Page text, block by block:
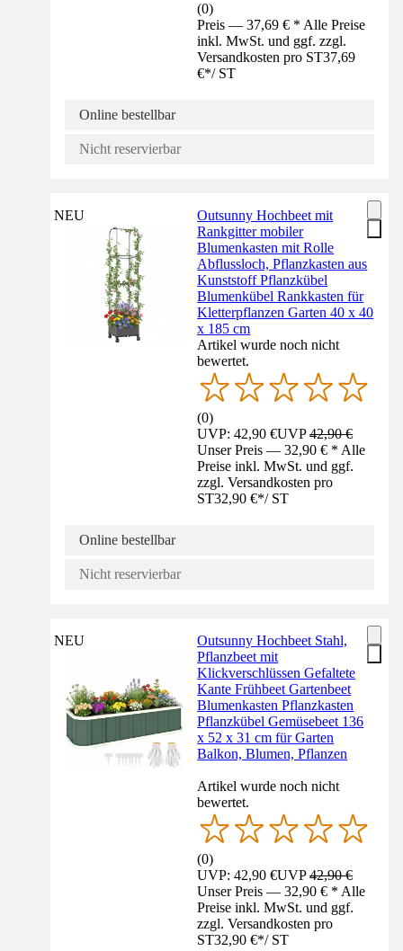
(0)
Preis — 37,69 € * Alle Preise
inkl. MwSt. und ggf. zzgl.
Versandkosten pro ST37,69
€*/ ST
Online bestellbar
Nicht reservierbar
NEU
Outsunny Hochbeet mit
Rankgitter mobiler
Blumenkasten mit Rolle
Abflussloch, Pflanzkasten aus
Kunststoff Pflanzkübel
Blumenkübel Rankkasten für
Kletterpflanzen Garten 40 x 40
x 185 cm
Artikel wurde noch nicht
bewertet.
(0)
UVP: 42,90 €UVP42,90 €
Unser Preis — 32,90 € * Alle
Preise inkl. MwSt. und ggf.
zzgl. Versandkosten pro
ST32,90 €*/ ST
Online bestellbar
Nicht reservierbar
NEU
Outsunny Hochbeet Stahl,
Pflanzbeet mit
Klickverschlüssen Gefaltete
Kante Frühbeet Gartenbeet
Blumenkasten Pflanzkasten
Pflanzkübel Gemüsebeet 136
x 52 x 31 cm für Garten
Balkon, Blumen, Pflanzen
Artikel wurde noch nicht
bewertet.
(0)
UVP: 42,90 €UVP42,90 €
Unser Preis — 32,90 € * Alle
Preise inkl. MwSt. und ggf.
zzgl. Versandkosten pro
ST32,90 €*/ ST